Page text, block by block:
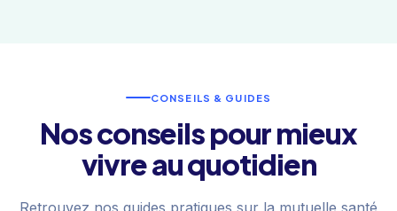
CONSEILS & GUIDES
Nos conseils pour mieux
vivre au quotidien
Retrouvez nos guides pratiques sur la mutuelle santé